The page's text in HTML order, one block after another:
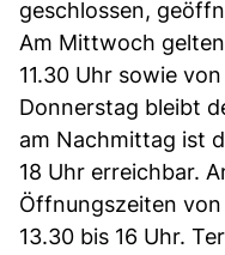
geschlossen,
Am Mittwoch
11.30 Uhr sowie
Donnerstag bleibt
am Nachmittag ist
18 Uhr erreichbar.
Öffnungszeiten von
13.30 bis 16 Uhr.